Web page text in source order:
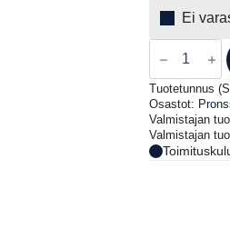
Ei
Jabsco
29450-
1231
messinkinen
määrä
Tuotetunnus
Osastot:
Valmistajan
Valmistajan